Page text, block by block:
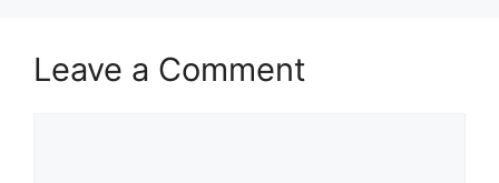
Leave a Comment